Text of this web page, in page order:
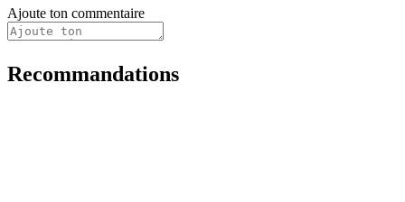
Ajoute ton commentaire
Recommandations